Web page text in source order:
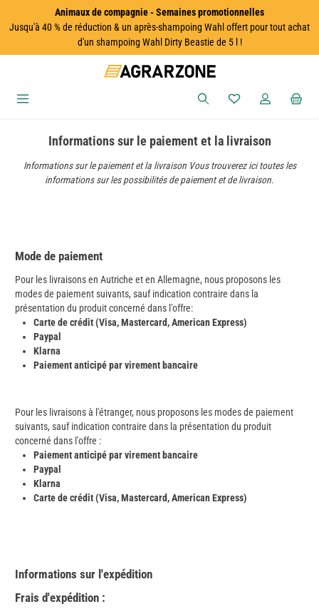
Passer au contenu principalAnimaux de compagnie - Semaines promotionnelles
Jusqu'à 40 % de réduction & un après-shampoing Wahl offert pour tout achat
d'un shampoing Wahl Dirty Beastie de 5 l !
Vous avez 0
Informations sur le paiement et la livraison
Informations sur le paiement et la livraison Vous trouverez ici toutes les
informations sur les possibilités de paiement et de livraison.
Mode de paiement
Pour les livraisons en Autriche et en Allemagne, nous proposons les
modes de paiement suivants, sauf indication contraire dans la
présentation du produit concerné dans l'offre:
Carte de crédit (Visa, Mastercard, American Express)
Paypal
Klarna
Paiement anticipé par virement bancaire
Pour les livraisons à l'étranger, nous proposons les modes de paiement
suivants, sauf indication contraire dans la présentation du produit
concerné dans l'offre :
Paiement anticipé par virement bancaire
Paypal
Klarna
Carte de crédit (Visa, Mastercard, American Express)
Informations sur l'expédition
Frais d'expédition :